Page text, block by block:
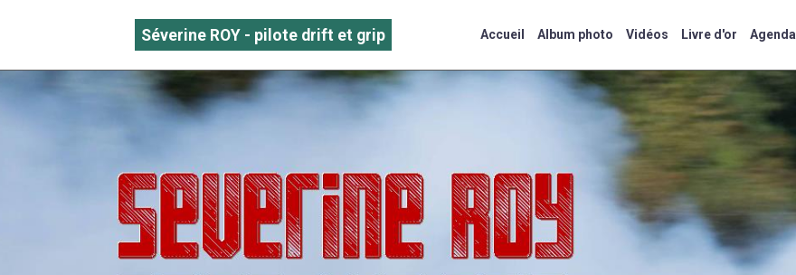
Séverine ROY - pilote drift et grip Accueil Album photo Vidéos Livre d'or Agenda